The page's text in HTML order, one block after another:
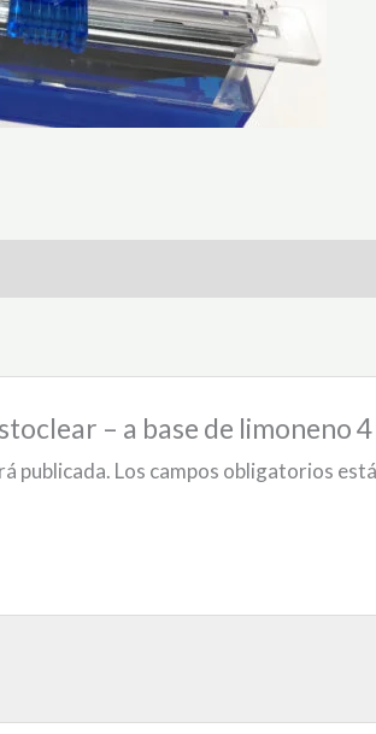
– a base de limoneno 4
publicada. Los campos obligatorios